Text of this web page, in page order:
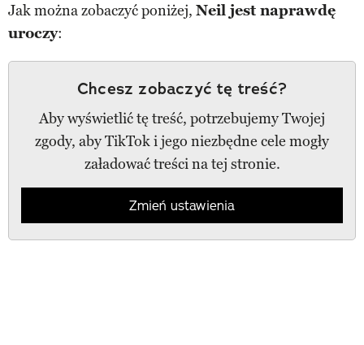
Jak można zobaczyć poniżej, Neil jest naprawdę
uroczy:
Chcesz zobaczyć tę treść?
Aby wyświetlić tę treść, potrzebujemy Twojej
zgody, aby TikTok i jego niezbędne cele mogły
załadować treści na tej stronie.
Zmień ustawienia